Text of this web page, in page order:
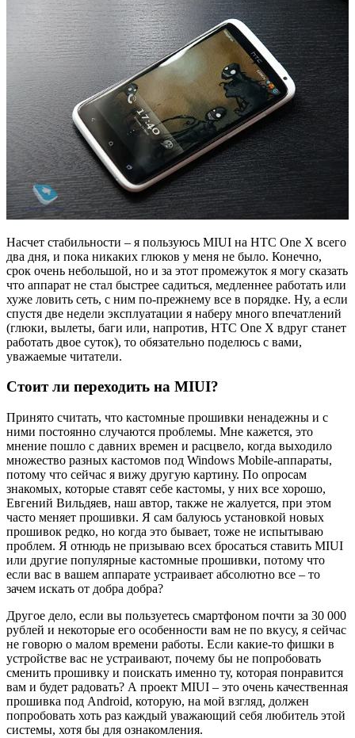
Насчет стабильности – я пользуюсь MIUI на HTC One X всего
два дня, и пока никаких глюков у меня не было. Конечно,
срок очень небольшой, но и за этот промежуток я могу сказать
что аппарат не стал быстрее садиться, медленнее работать или
хуже ловить сеть, с ним по-прежнему все в порядке. Ну, а если
спустя две недели эксплуатации я наберу много впечатлений
(глюки, вылеты, баги или, напротив, HTC One X вдруг станет
работать двое суток), то обязательно поделюсь с вами,
уважаемые читатели.
Стоит ли переходить на MIUI?
Принято считать, что кастомные прошивки ненадежны и с
ними постоянно случаются проблемы. Мне кажется, это
мнение пошло с давних времен и расцвело, когда выходило
множество разных кастомов под Windows Mobile-аппараты,
потому что сейчас я вижу другую картину. По опросам
знакомых, которые ставят себе кастомы, у них все хорошо,
Евгений Вильдяев, наш автор, также не жалуется, при этом
часто меняет прошивки. Я сам балуюсь установкой новых
прошивок редко, но когда это бывает, тоже не испытываю
проблем. Я отнюдь не призываю всех бросаться ставить MIUI
или другие популярные кастомные прошивки, потому что
если вас в вашем аппарате устраивает абсолютно все – то
зачем искать от добра добра?
Другое дело, если вы пользуетесь смартфоном почти за 30 000
рублей и некоторые его особенности вам не по вкусу, я сейчас
не говорю о малом времени работы. Если какие-то фишки в
устройстве вас не устраивают, почему бы не попробовать
сменить прошивку и поискать именно ту, которая понравится
вам и будет радовать? А проект MIUI – это очень качественная
прошивка под Android, которую, на мой взгляд, должен
попробовать хоть раз каждый уважающий себя любитель этой
системы, хотя бы для ознакомления.